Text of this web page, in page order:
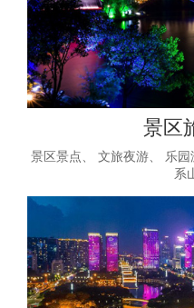
景区
景区景点、 文旅夜游、 乐
系